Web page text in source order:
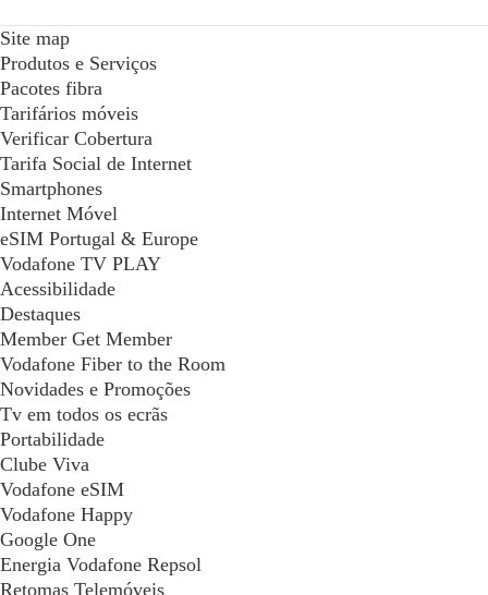
Site map
Produtos e Serviços
Pacotes fibra
Tarifários móveis
Verificar Cobertura
Tarifa Social de Internet
Smartphones
Internet Móvel
eSIM Portugal & Europe
Vodafone TV PLAY
Acessibilidade
Destaques
Member Get Member
Vodafone Fiber to the Room
Novidades e Promoções
Tv em todos os ecrãs
Portabilidade
Clube Viva
Vodafone eSIM
Vodafone Happy
Google One
Energia Vodafone Repsol
Retomas Telemóveis